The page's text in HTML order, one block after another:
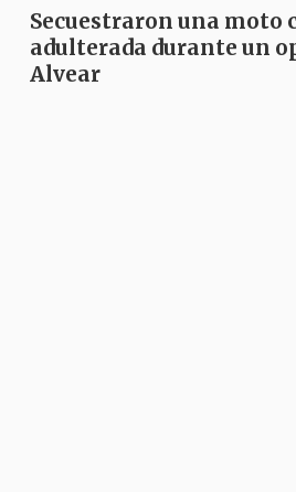
Secuestraron una moto
adulterada durante un
Alvear